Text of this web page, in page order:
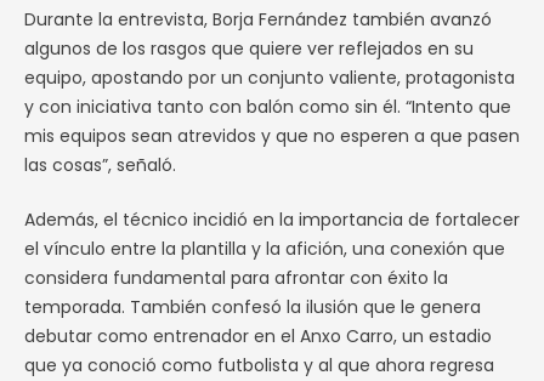
Durante la entrevista, Borja Fernández también avanzó
algunos de los rasgos que quiere ver reflejados en su
equipo, apostando por un conjunto valiente, protagonista
y con iniciativa tanto con balón como sin él. “Intento que
mis equipos sean atrevidos y que no esperen a que pasen
las cosas”, señaló.
Además, el técnico incidió en la importancia de fortalecer
el vínculo entre la plantilla y la afición, una conexión que
considera fundamental para afrontar con éxito la
temporada. También confesó la ilusión que le genera
debutar como entrenador en el Anxo Carro, un estadio
que ya conoció como futbolista y al que ahora regresa